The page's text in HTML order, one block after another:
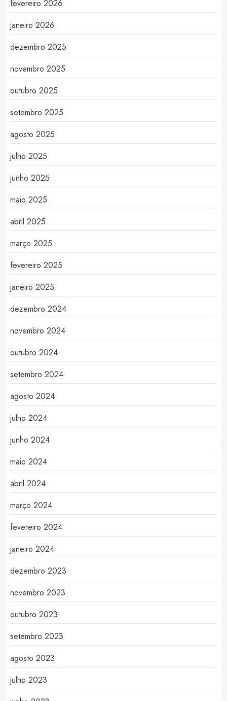
fevereiro 2026
janeiro 2026
dezembro 2025
novembro 2025
outubro 2025
setembro 2025
agosto 2025
julho 2025
junho 2025
maio 2025
abril 2025
março 2025
fevereiro 2025
janeiro 2025
dezembro 2024
novembro 2024
outubro 2024
setembro 2024
agosto 2024
julho 2024
junho 2024
maio 2024
abril 2024
março 2024
fevereiro 2024
janeiro 2024
dezembro 2023
novembro 2023
outubro 2023
setembro 2023
agosto 2023
julho 2023